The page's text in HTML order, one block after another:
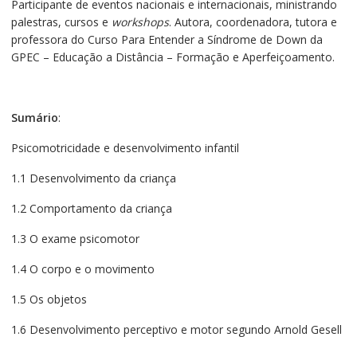
Participante de eventos nacionais e internacionais, ministrando
palestras, cursos e workshops. Autora, coordenadora, tutora e
professora do Curso Para Entender a Síndrome de Down da
GPEC – Educação a Distância – Formação e Aperfeiçoamento.
Sumário:
Psicomotricidade e desenvolvimento infantil
1.1 Desenvolvimento da criança
1.2 Comportamento da criança
1.3 O exame psicomotor
1.4 O corpo e o movimento
1.5 Os objetos
1.6 Desenvolvimento perceptivo e motor segundo Arnold Gesell